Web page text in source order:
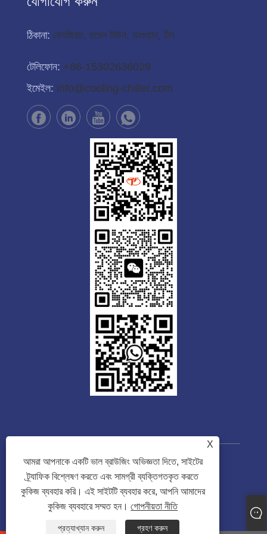
ঠিকানা: ফেংজিয়াং, হুমেন টাউন, ডংগুয়ান, চীন
টেলিফোন: +86-15302636029
ইমেইল: info@cooling-chiller.com
কপিরাইট © 2023 Guangdong Tongwei
Machinery Co., Ltd. সর্বস্বত্ব সংরক্ষিত৷
Links
Sitemap RSS
গোপনীয়তা নীতি
X
আমরা আপনাকে একটি ভাল ব্রাউজিং অভিজ্ঞতা দিতে, সাইটের
ট্র্যাফিক বিশ্লেষণ করতে এবং সামগ্রী ব্যক্তিগতকৃত করতে
কুকিজ ব্যবহার করি। এই সাইটটি ব্যবহার করে, আপনি আমাদের
কুকিজ ব্যবহারে সম্মত হন।গোপনীয়তা নীতি
প্রত্যাখ্যান করুন গ্রহণ করুন